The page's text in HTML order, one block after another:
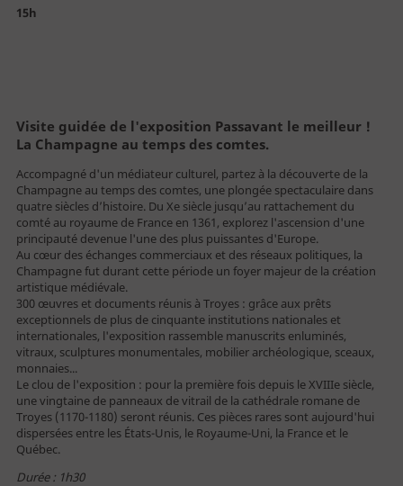
Billetterie
Vous êtes
Individuel
Famille
Public empêché
Enseignant
Centre de loisirs
Groupe - TO
Entreprise - CE
Professionnel
Journaliste
15h
Visite guidée de l'exposition Passavant le meilleur !
La Champagne au temps des comtes.
Accompagné d'un médiateur culturel, partez à la découverte de la
Champagne au temps des comtes, une plongée spectaculaire dans
quatre siècles d’histoire. Du Xe siècle jusqu’au rattachement du
comté au royaume de France en 1361, explorez l'ascension d'une
principauté devenue l'une des plus puissantes d'Europe.
Au cœur des échanges commerciaux et des réseaux politiques, la
Champagne fut durant cette période un foyer majeur de la création
artistique médiévale.
300 œuvres et documents réunis à Troyes : grâce aux prêts
exceptionnels de plus de cinquante institutions nationales et
internationales, l'exposition rassemble manuscrits enluminés,
vitraux, sculptures monumentales, mobilier archéologique, sceaux,
monnaies...
Le clou de l'exposition : pour la première fois depuis le XVIIIe siècle,
une vingtaine de panneaux de vitrail de la cathédrale romane de
Troyes (1170-1180) seront réunis. Ces pièces rares sont aujourd'hui
dispersées entre les États-Unis, le Royaume-Uni, la France et le
Québec.
Durée : 1h30